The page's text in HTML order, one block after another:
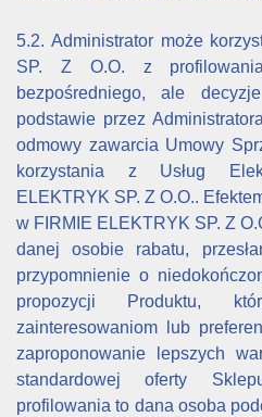
5.2. Administrator może
SP. Z O.O. z
bezpośredniego, ale
podstawie przez
odmowy zawarcia Umowy
korzystania z Usług
ELEKTRYK SP. Z O.O..
w FIRMIE ELEKTRYK SP. Z
danej osobie rabatu,
przypomnienie o
propozycji Produktu,
zainteresowaniom lub
zaproponowanie lepszych
standardowej oferty
profilowania to dana osoba